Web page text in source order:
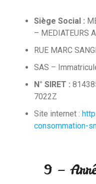
Siège Social :
– MEDIATEURS
RUE MARC
SAS –
N° SIRET :
7022Z
Site internet :
consommation-
9 –